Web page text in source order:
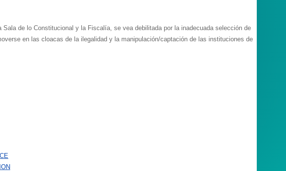
de lo Constitucional y la Fiscalía, se vea debilitada por la inadecuada selección de
en las cloacas de la ilegalidad y la manipulación/captación de las instituciones de